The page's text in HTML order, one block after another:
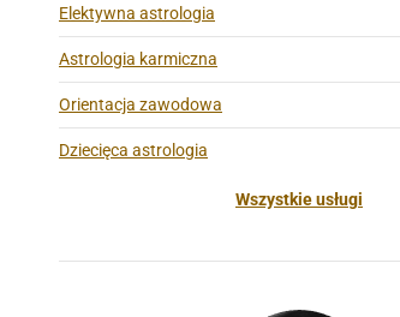
Elektywna astrologia
Astrologia karmiczna
Orientacja zawodowa
Dziecięca astrologia
Wszystkie usługi